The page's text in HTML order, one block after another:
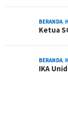
BERANDA,
Ketua
BERANDA,
IKA